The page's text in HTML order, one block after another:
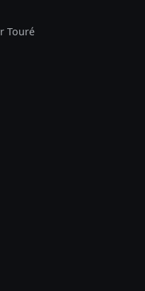
Touré